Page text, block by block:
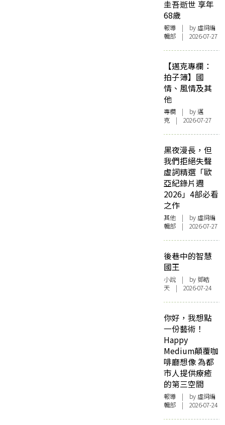
圭吾逝世 享年
68歲
報導 | by 虛詞編
輯部 | 2026-07-27
【邁克專欄：
拍子簿】國
情、風情及其
他
專欄 | by邁
克 | 2026-07-27
黑夜漫長，但
我們拒絕失聲
虛詞精選「歐
亞紀錄片週
2026」4部必看
之作
其他 | by 虛詞編
輯部 | 2026-07-27
後巷中的智慧
國王
小說 | by 鄧皓
天 | 2026-07-24
你好，我想點
一份藝術！
Happy
Medium顛覆咖
啡廳想像 為都
市人提供療癒
的第三空間
報導 | by 虛詞編
輯部 | 2026-07-24